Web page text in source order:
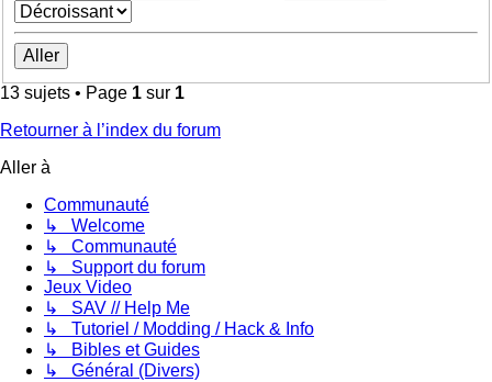
13 sujets • Page 1 sur 1
Retourner à l’index du forum
Aller à
Communauté
↳ Welcome
↳ Communauté
↳ Support du forum
Jeux Video
↳ SAV // Help Me
↳ Tutoriel / Modding / Hack & Info
↳ Bibles et Guides
↳ Général (Divers)